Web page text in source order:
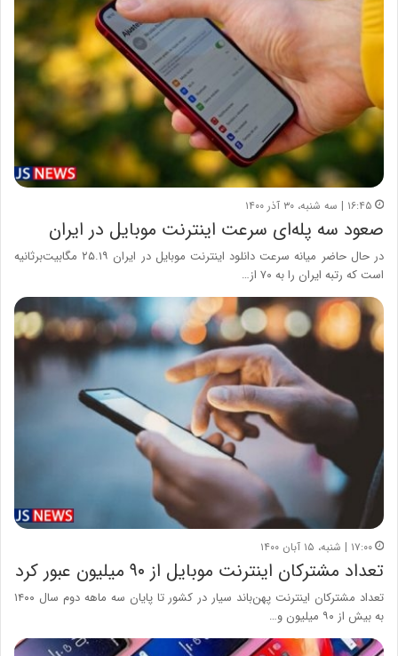
۱۶:۴۵ | سه شنبه، ۳۰ آذر ۱۴۰۰
صعود سه پله‌ای سرعت اینترنت موبایل در ایران
در حال حاضر میانه سرعت دانلود اینترنت موبایل در ایران ۲۵.۱۹ مگابیت‌برثانیه
است که رتبه ایران را به ۷۰ از…
۱۷:۰۰ | شنبه، ۱۵ آبان ۱۴۰۰
تعداد مشترکان اینترنت موبایل از ۹۰ میلیون عبور کرد
تعداد مشترکان اینترنت پهن‌باند سیار در کشور تا پایان سه ماهه دوم سال ۱۴۰۰
به بیش از ۹۰ میلیون و…